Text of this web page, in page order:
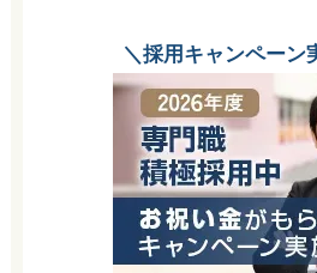
＼採用キャンペーン